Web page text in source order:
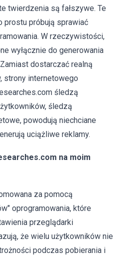
twierdzenia są fałszywe. Te
prostu próbują sprawiać
W rzeczywistości,
wyłącznie do generowania
dostarczać realną
strony internetowego
śledzą
śledzą
powodują niechciane
uciążliwe reklamy.
na moim
za pomocą
oprogramowania, które
przeglądarki
że wielu użytkowników nie
podczas pobierania i